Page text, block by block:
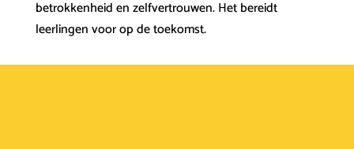
betrokkenheid en zelfvertrouwen. Het bereidt
leerlingen voor op de toekomst.